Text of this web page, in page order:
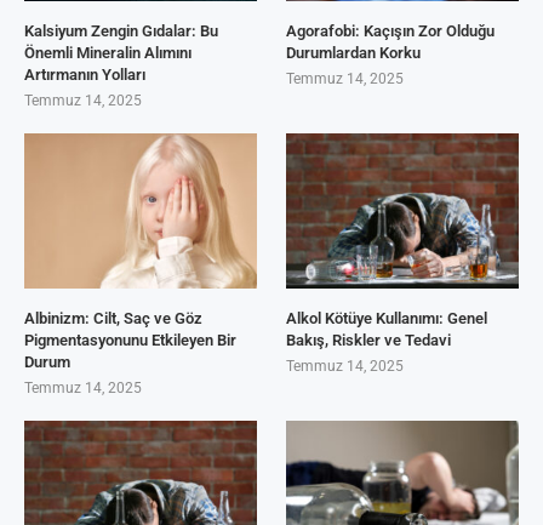
Kalsiyum Zengin Gıdalar: Bu
Önemli Mineralin Alımını
Artırmanın Yolları
Temmuz 14, 2025
Agorafobi: Kaçışın Zor Olduğu
Durumlardan Korku
Temmuz 14, 2025
Albinizm: Cilt, Saç ve Göz
Pigmentasyonunu Etkileyen Bir
Durum
Temmuz 14, 2025
Alkol Kötüye Kullanımı: Genel
Bakış, Riskler ve Tedavi
Temmuz 14, 2025